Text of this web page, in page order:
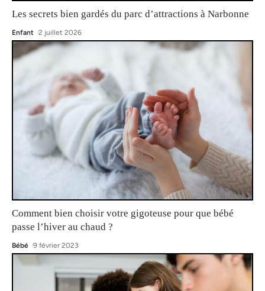
Les secrets bien gardés du parc d’attractions à Narbonne
Enfant 2 juillet 2026
Comment bien choisir votre gigoteuse pour que bébé
passe l’hiver au chaud ?
Bébé 9 février 2023